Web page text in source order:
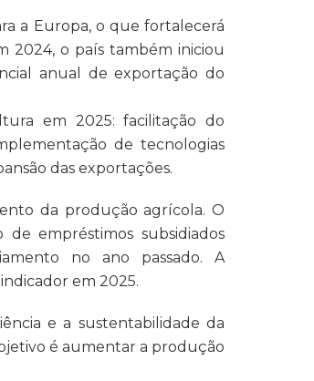
a Europa, o que fortalecerá
2024, o país também iniciou
anual de exportação do
em 2025: facilitação do
de tecnologias
das exportações.
da produção agrícola. O
empréstimos subsidiados
no ano passado. A
em 2025.
e a sustentabilidade da
é aumentar a produção